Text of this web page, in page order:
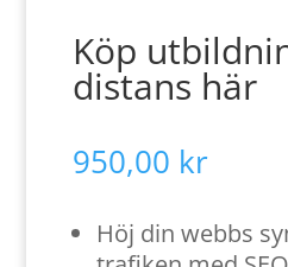
Köp
distans här
950,00 kr
Höj din webbs